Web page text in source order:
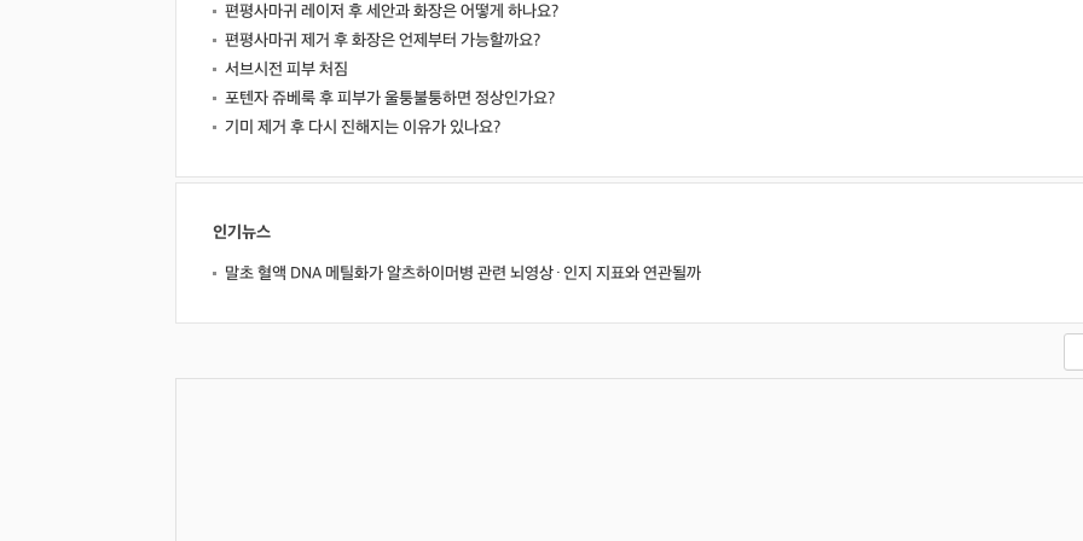
편평사마귀 레이저 후 세안과 화장은 어떻게 하나요?
편평사마귀 제거 후 화장은 언제부터 가능할까요?
서브시전 피부 처짐
포텐자 쥬베룩 후 피부가 울퉁불퉁하면 정상인가요?
기미 제거 후 다시 진해지는 이유가 있나요?
인기뉴스
말초 혈액 DNA 메틸화가 알츠하이머병 관련 뇌영상·인지 지표와 연관될까